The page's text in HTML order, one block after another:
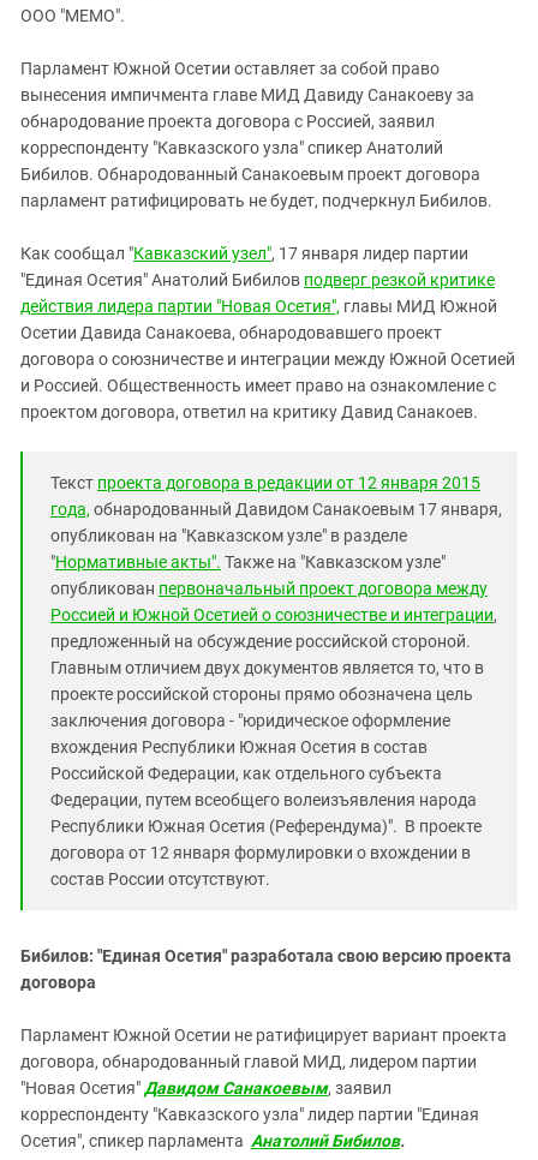
ИНАКОМЫСЛИЕ В ЧЕЧНЕ
ПРЕСЛЕДОВАНИЕ АКТИВИСТОВ
МОБИЛИЗАЦИЯ И ПРОТЕСТЫ
Дагестан
Кабардино-Балкария
Калмыкия
Карачаево-Черкесия
Краснодарский край
Нагорный Карабах
Российская Федерация
Ростовская область
Северная Осетия - Алания
СКФО
Южная Осетия
Южный Кавказ
ООО "МЕМО".
Парламент Южной Осетии оставляет за собой право
вынесения импичмента главе МИД Давиду Санакоеву за
обнародование проекта договора с Россией, заявил
корреспонденту "Кавказского узла" спикер Анатолий
Бибилов. Обнародованный Санакоевым проект договора
парламент ратифицировать не будет, подчеркнул Бибилов.
Как сообщал "Кавказский узел", 17 января лидер партии
"Единая Осетия" Анатолий Бибилов подверг резкой критике
действия лидера партии "Новая Осетия", главы МИД Южной
Осетии Давида Санакоева, обнародовавшего проект
договора о союзничестве и интеграции между Южной Осетией
и Россией. Общественность имеет право на ознакомление с
проектом договора, ответил на критику Давид Санакоев.
Текст проекта договора в редакции от 12 января 2015
года, обнародованный Давидом Санакоевым 17 января,
опубликован на "Кавказском узле" в разделе
"Нормативные акты". Также на "Кавказском узле"
опубликован первоначальный проект договора между
Россией и Южной Осетией о союзничестве и интеграции,
предложенный на обсуждение российской стороной.
Главным отличием двух документов является то, что в
проекте российской стороны прямо обозначена цель
заключения договора - "юридическое оформление
вхождения Республики Южная Осетия в состав
Российской Федерации, как отдельного субъекта
Федерации, путем всеобщего волеизъявления народа
Республики Южная Осетия (Референдума)". В проекте
договора от 12 января формулировки о вхождении в
состав России отсутствуют.
Бибилов: "Единая Осетия" разработала свою версию проекта
договора
Парламент Южной Осетии не ратифицирует вариант проекта
договора, обнародованный главой МИД, лидером партии
"Новая Осетия"Давидом Санакоевым, заявил
корреспонденту "Кавказского узла" лидер партии "Единая
Осетия", спикер парламента Анатолий Бибилов.